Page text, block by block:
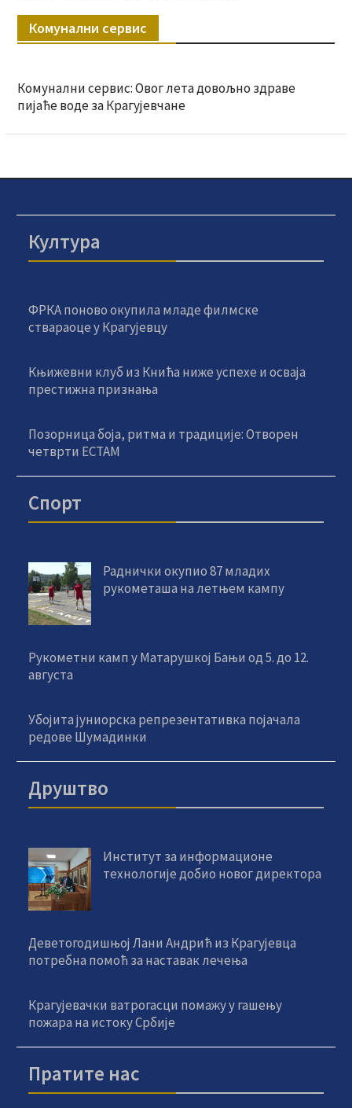
Комунални сервис
Комунални сервис: Овог лета довољно здраве
пијаће воде за Крагујевчане
Култура
ФРКА поново окупила младе филмске
ствараоце у Крагујевцу
Књижевни клуб из Кнића ниже успехе и осваја
престижна признања
Позорница боја, ритма и традиције: Отворен
четврти ЕСТАМ
Спорт
Раднички окупио 87 младих
рукометаша на летњем кампу
Рукометни камп у Матарушкој Бањи од 5. до 12.
августа
Убојита јуниорска репрезентативка појачала
редове Шумадинки
Друштво
Институт за информационе
технологије добио новог директора
Деветогодишњој Лани Андрић из Крагујевца
потребна помоћ за наставак лечења
Крагујевачки ватрогасци помажу у гашењу
пожара на истоку Србије
Пратите нас